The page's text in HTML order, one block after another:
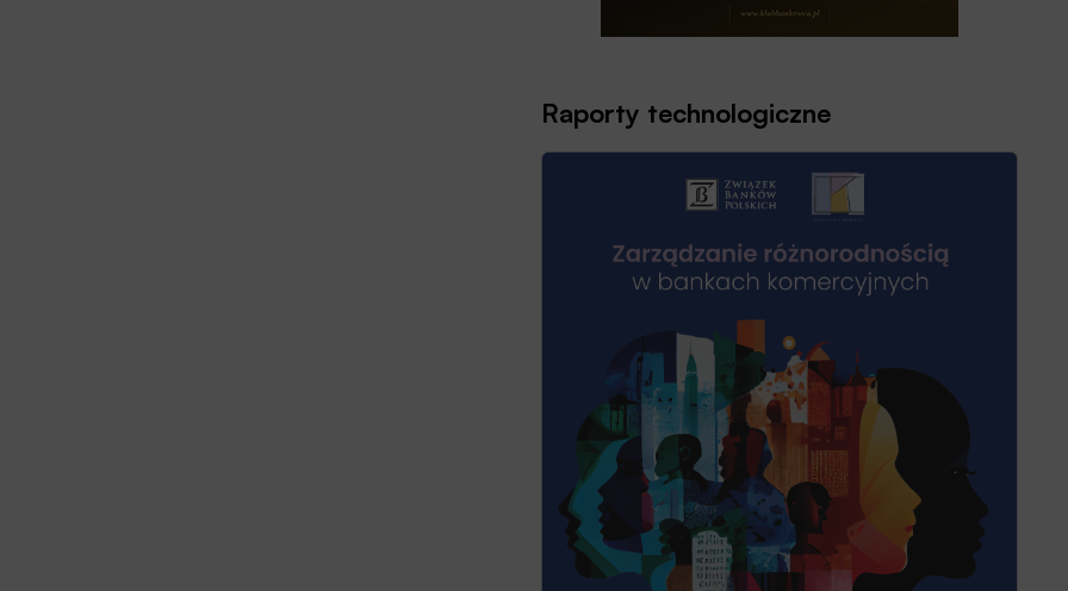
Raporty technologiczne